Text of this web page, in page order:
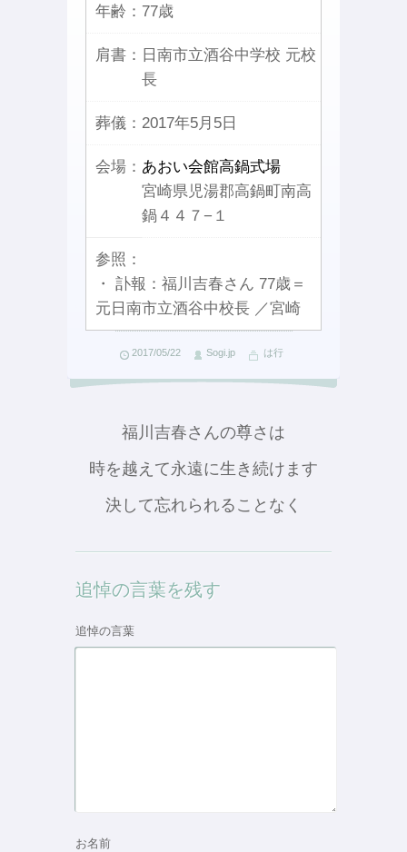
年齢： 77歳
肩書： 日南市立酒谷中学校 元校
長
葬儀： 2017年5月5日
会場： あおい会館高鍋式場
宮崎県児湯郡高鍋町南高
鍋４４７−１
参照：
・ 訃報：福川吉春さん 77歳＝
元日南市立酒谷中校長 ／宮崎
2017/05/22 Sogi.jp は行
福川吉春さんの尊さは
時を越えて永遠に生き続けます
決して忘れられることなく
追悼の言葉を残す
追悼の言葉
お名前